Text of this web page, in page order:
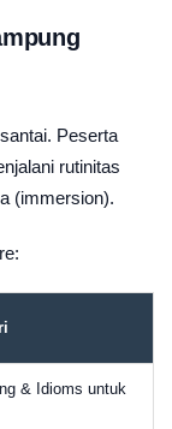
Peserta
rutinitas
(immersion).
& Idioms untuk